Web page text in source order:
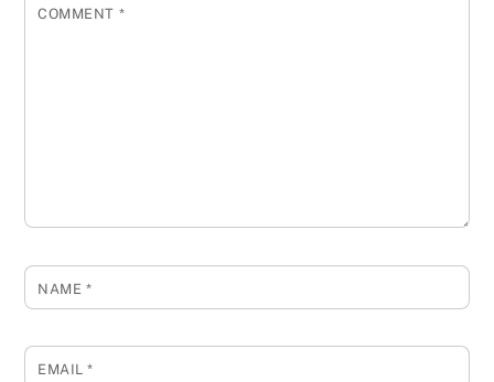
COMMENT *
NAME *
EMAIL*